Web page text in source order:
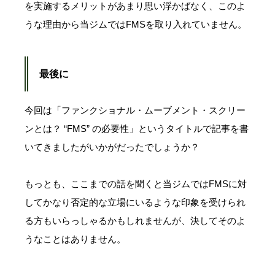
を実施するメリットがあまり思い浮かばなく、このよ
うな理由から当ジムではFMSを取り入れていません。
最後に
今回は「ファンクショナル・ムーブメント・スクリー
ンとは？ “FMS” の必要性」というタイトルで記事を書
いてきましたがいかがだったでしょうか？
もっとも、ここまでの話を聞くと当ジムではFMSに対
してかなり否定的な立場にいるような印象を受けられ
る方もいらっしゃるかもしれませんが、決してそのよ
うなことはありません。